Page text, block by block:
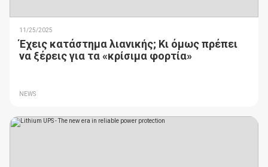
11/25/2025
Έχεις κατάστημα λιανικής; Κι όμως πρέπει
να ξέρεις για τα «κρίσιμα φορτία»
NEWS